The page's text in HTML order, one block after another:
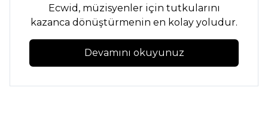
Ecwid, müzisyenler için tutkularını
kazanca dönüştürmenin en kolay yoludur.
Devamını okuyunuz